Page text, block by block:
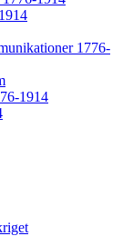
1776-
1914